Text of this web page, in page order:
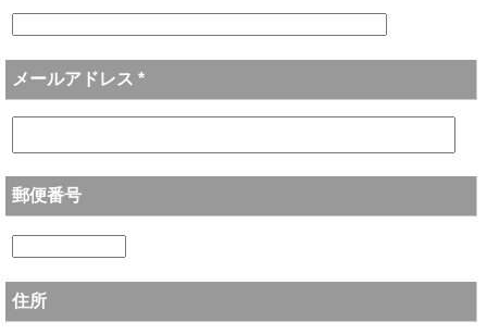
メールアドレス *
郵便番号
住所